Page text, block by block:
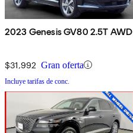
2023 Genesis GV80 2.5T AWD
$31,992 Gran oferta
Incluye tarifas de conc.